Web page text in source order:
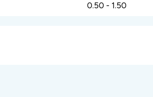
0.50 - 1.50